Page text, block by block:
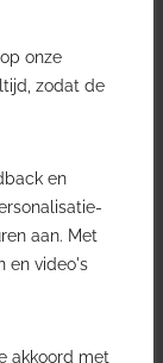
onze
zodat de
en
aan. Met
en video's
akkoord met
uw inbox.